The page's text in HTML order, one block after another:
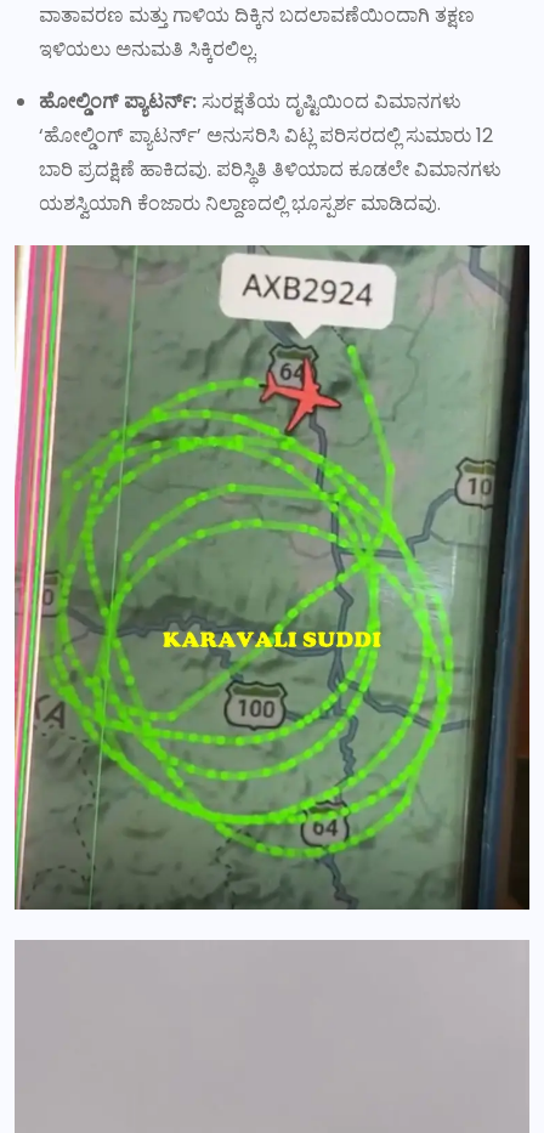
ವಾತಾವರಣ ಮತ್ತು ಗಾಳಿಯ ದಿಕ್ಕಿನ ಬದಲಾವಣೆಯಿಂದಾಗಿ ತಕ್ಷಣ
ಇಳಿಯಲು ಅನುಮತಿ ಸಿಕ್ಕಿರಲಿಲ್ಲ.
ಹೋಲ್ಡಿಂಗ್ ಪ್ಯಾಟರ್ನ್: ಸುರಕ್ಷತೆಯ ದೃಷ್ಟಿಯಿಂದ ವಿಮಾನಗಳು
‘ಹೋಲ್ಡಿಂಗ್ ಪ್ಯಾಟರ್ನ್’ ಅನುಸರಿಸಿ ವಿಟ್ಲ ಪರಿಸರದಲ್ಲಿ ಸುಮಾರು 12
ಬಾರಿ ಪ್ರದಕ್ಷಿಣೆ ಹಾಕಿದವು. ಪರಿಸ್ಥಿತಿ ತಿಳಿಯಾದ ಕೂಡಲೇ ವಿಮಾನಗಳು
ಯಶಸ್ವಿಯಾಗಿ ಕೆಂಜಾರು ನಿಲ್ದಾಣದಲ್ಲಿ ಭೂಸ್ಪರ್ಶ ಮಾಡಿದವು.